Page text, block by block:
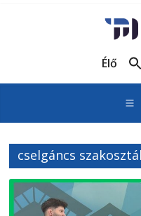
honlapja
Élő
cselgáncs